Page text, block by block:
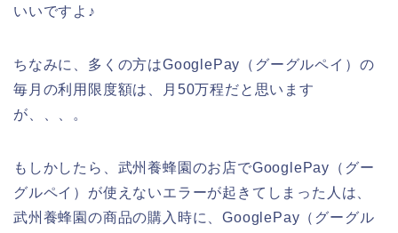
いいですよ♪
ちなみに、多くの方はGooglePay（グーグルペイ）の
毎月の利用限度額は、月50万程だと思います
が、、、。
もしかしたら、武州養蜂園のお店でGooglePay（グー
グルペイ）が使えないエラーが起きてしまった人は、
武州養蜂園の商品の購入時に、GooglePay（グーグル